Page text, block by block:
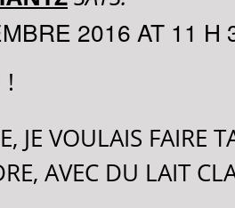
2016 AT 11 H
!
JE VOULAIS FAIRE
AVEC DU LAIT